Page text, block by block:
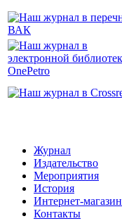
Журнал
Издательство
Мероприятия
История
Интернет-магазин
Контакты